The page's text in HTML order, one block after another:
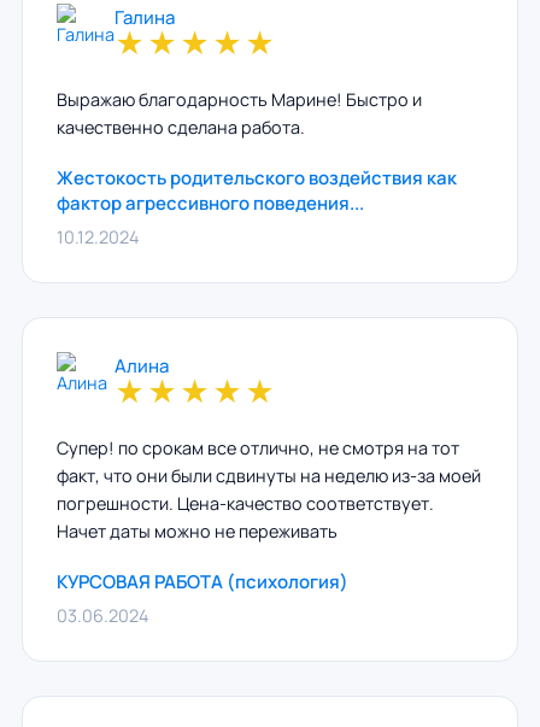
Галина
★★★★★
Выражаю благодарность Марине! Быстро и
качественно сделана работа.
Жестокость родительского воздействия как
фактор агрессивного поведения...
10.12.2024
Алина
★★★★★
Супер! по срокам все отлично, не смотря на тот
факт, что они были сдвинуты на неделю из-за моей
погрешности. Цена-качество соответствует.
Начет даты можно не переживать
КУРСОВАЯ РАБОТА (психология)
03.06.2024